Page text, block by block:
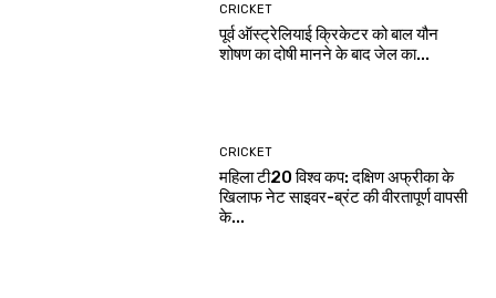
CRICKET
पूर्व ऑस्ट्रेलियाई क्रिकेटर को बाल यौन
शोषण का दोषी मानने के बाद जेल का...
CRICKET
महिला टी20 विश्व कप: दक्षिण अफ्रीका के
खिलाफ नेट साइवर-ब्रंट की वीरतापूर्ण वापसी
के...